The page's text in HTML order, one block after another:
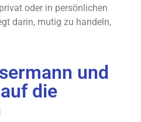
oder in persönlichen
darin, mutig zu handeln,
und
die